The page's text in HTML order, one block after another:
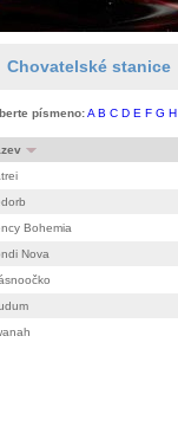
Chovatelské stanice
písmeno: A B C D E F G H
Bohemia
Nova